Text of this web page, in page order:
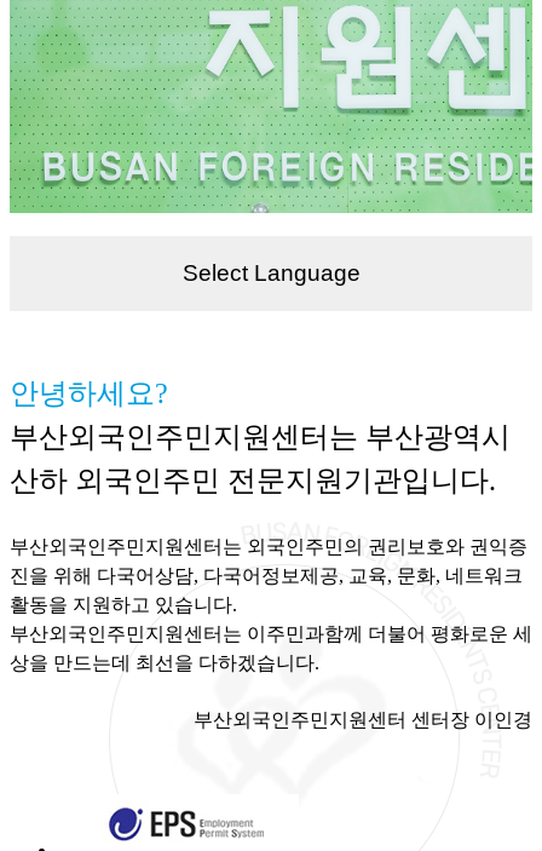
Select Language
안녕하세요?
부산외국인주민지원센터는 부산광역시
산하 외국인주민 전문지원기관입니다.
부산외국인주민지원센터는 외국인주민의 권리보호와 권익증
진을 위해 다국어상담, 다국어정보제공, 교육, 문화, 네트워크
활동을 지원하고 있습니다.
부산외국인주민지원센터는 이주민과함께 더불어 평화로운 세
상을 만드는데 최선을 다하겠습니다.
부산외국인주민지원센터 센터장 이인경